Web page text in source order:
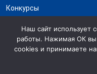
Конкурсы
Хакасское
добровольного
Разработка и
Наш сайт использует
работы. Нажимая ОК вы
cookies и принимаете